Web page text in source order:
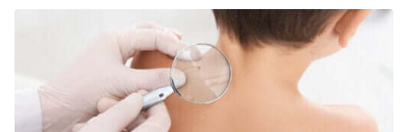
reflexiones sobre la paternidad y la relación padre/hija.
Síneris: revista de musicología, (16), 2.
https://dialnet.unirioja.es/descarga/articulo/6354475.pdf
Spiegel, R.(1967). Papel de las relaciones padre-hija en
mujeres deprimidas.
https://opus4.kobv.de/opus4-